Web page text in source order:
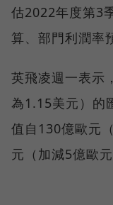
估2022年度第3
算、部門利潤率
英飛凌週一表示
為1.15美元）的
值自130億歐元
元（加減5億歐元